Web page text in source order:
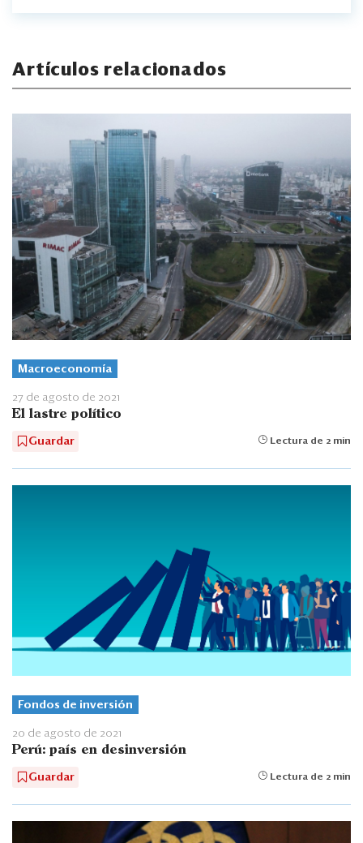
Artículos relacionados
Macroeconomía
27 de agosto de 2021
El lastre político
Guardar Lectura de 2 min
Fondos de inversión
20 de agosto de 2021
Perú: país en desinversión
Guardar Lectura de 2 min